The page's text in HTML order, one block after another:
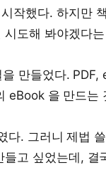
작했다. 하지만
도해 봐야겠다
뉴를 통해
만들었다. PDF,
eBook 을 만드는
다. 그러니 제법
고 싶었는데, 결